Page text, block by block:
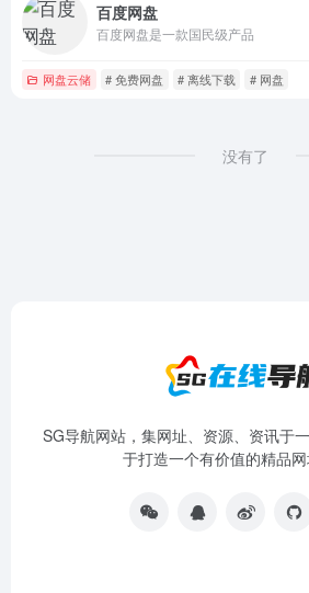
百度网盘
百度网盘是一款国民级产品
网盘云储 # 免费网盘 # 离线下载 # 网盘
没有了
SG导航网站，集网址、资源、资讯于
于打造一个有价值的精品网